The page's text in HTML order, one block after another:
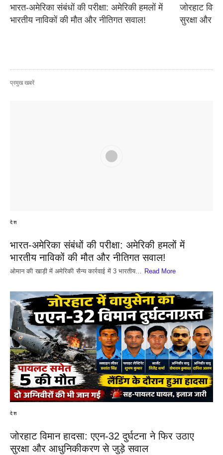
भारत-अमेरिका संबंधों की परीक्षा: अमेरिकी हमलों में
भारतीय नाविकों की मौत और नीतिगत सवाल!
जोरहाट
सुरक्षा और
प्रमुख खबरें
देश
भारत-अमेरिका संबंधों की परीक्षा: अमेरिकी हमलों में
भारतीय नाविकों की मौत और नीतिगत सवाल!
​ओमान की खाड़ी में अमेरिकी सैन्य कार्रवाई में 3 भारतीय… Read More
देश
जोरहाट विमान हादसा: एएन-32 दुर्घटना ने फिर उठाए
सुरक्षा और आधुनिकीकरण से जुड़े सवाल